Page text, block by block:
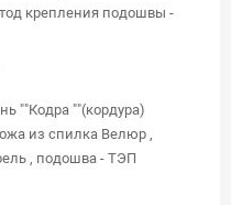
крепления подошвы -
""Кодра ""(кордура)
из спилка Велюр ,
, подошва - ТЭП